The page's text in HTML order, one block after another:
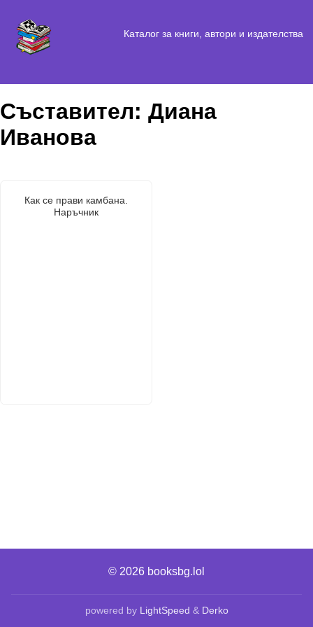
Каталог за книги, автори и издателства
Съставител: Диана
Иванова
Как се прави камбана.
Наръчник
© 2026 booksbg.lol
powered by LightSpeed & Derko